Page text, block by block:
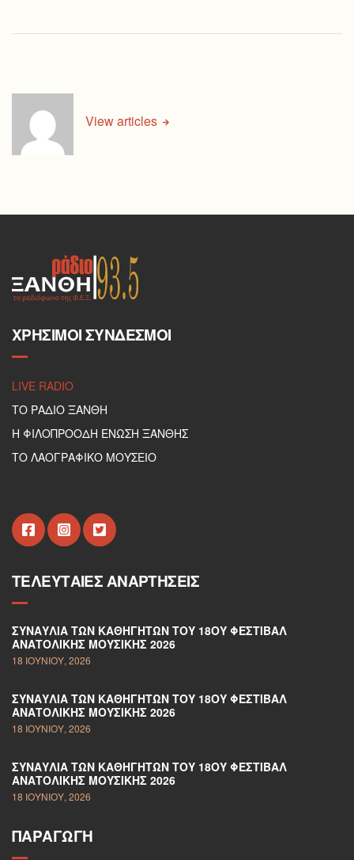
View articles
ΧΡΉΣΙΜΟΙ ΣΎΝΔΕΣΜΟΙ
LIVE RADIO
ΤΟ ΡΑΔΙΟ ΞΑΝΘΗ
Η ΦΙΛΟΠΡΟΟΔΗ ΕΝΩΣΗ ΞΑΝΘΗΣ
ΤΟ ΛΑΟΓΡΑΦΙΚΟ ΜΟΥΣΕΙΟ
ΤΕΛΕΥΤΑΊΕΣ ΑΝΑΡΤΉΣΕΙΣ
ΣΥΝΑΥΛΊΑ ΤΩΝ ΚΑΘΗΓΗΤΏΝ ΤΟΥ 18ΟΥ ΦΕΣΤΙΒΆΛ
ΑΝΑΤΟΛΙΚΉΣ ΜΟΥΣΙΚΉΣ 2026
18 ΙΟΥΝΊΟΥ, 2026
ΣΥΝΑΥΛΊΑ ΤΩΝ ΚΑΘΗΓΗΤΏΝ ΤΟΥ 18ΟΥ ΦΕΣΤΙΒΆΛ
ΑΝΑΤΟΛΙΚΉΣ ΜΟΥΣΙΚΉΣ 2026
18 ΙΟΥΝΊΟΥ, 2026
ΣΥΝΑΥΛΊΑ ΤΩΝ ΚΑΘΗΓΗΤΏΝ ΤΟΥ 18ΟΥ ΦΕΣΤΙΒΆΛ
ΑΝΑΤΟΛΙΚΉΣ ΜΟΥΣΙΚΉΣ 2026
18 ΙΟΥΝΊΟΥ, 2026
ΠΑΡΑΓΩΓΉ